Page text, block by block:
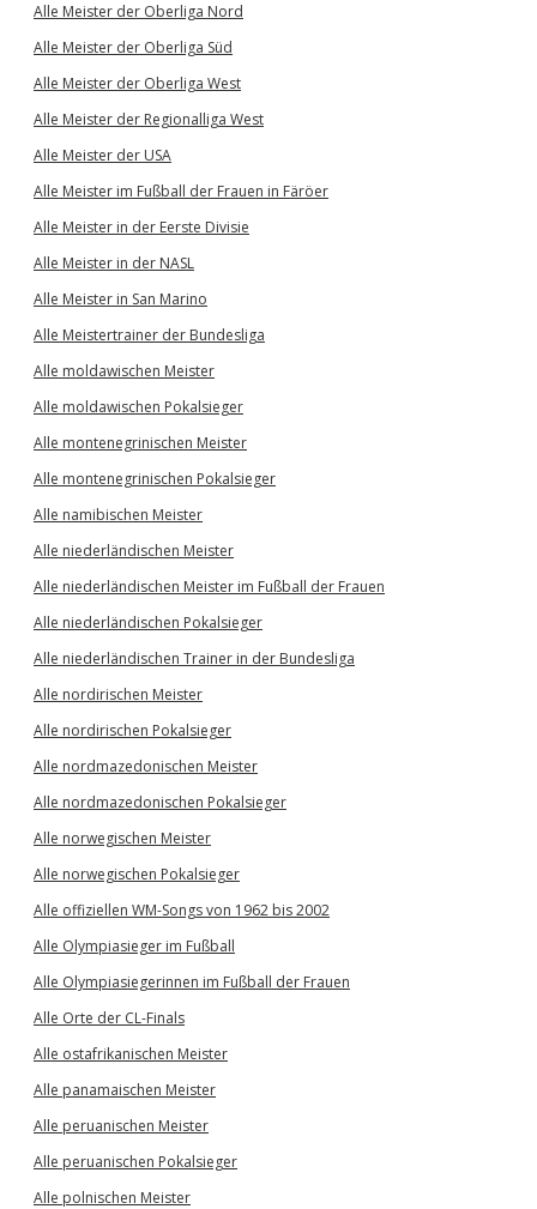
Alle Meister der Oberliga Nord
Alle Meister der Oberliga Süd
Alle Meister der Oberliga West
Alle Meister der Regionalliga West
Alle Meister der USA
Alle Meister im Fußball der Frauen in Färöer
Alle Meister in der Eerste Divisie
Alle Meister in der NASL
Alle Meister in San Marino
Alle Meistertrainer der Bundesliga
Alle moldawischen Meister
Alle moldawischen Pokalsieger
Alle montenegrinischen Meister
Alle montenegrinischen Pokalsieger
Alle namibischen Meister
Alle niederländischen Meister
Alle niederländischen Meister im Fußball der Frauen
Alle niederländischen Pokalsieger
Alle niederländischen Trainer in der Bundesliga
Alle nordirischen Meister
Alle nordirischen Pokalsieger
Alle nordmazedonischen Meister
Alle nordmazedonischen Pokalsieger
Alle norwegischen Meister
Alle norwegischen Pokalsieger
Alle offiziellen WM-Songs von 1962 bis 2002
Alle Olympiasieger im Fußball
Alle Olympiasiegerinnen im Fußball der Frauen
Alle Orte der CL-Finals
Alle ostafrikanischen Meister
Alle panamaischen Meister
Alle peruanischen Meister
Alle peruanischen Pokalsieger
Alle polnischen Meister